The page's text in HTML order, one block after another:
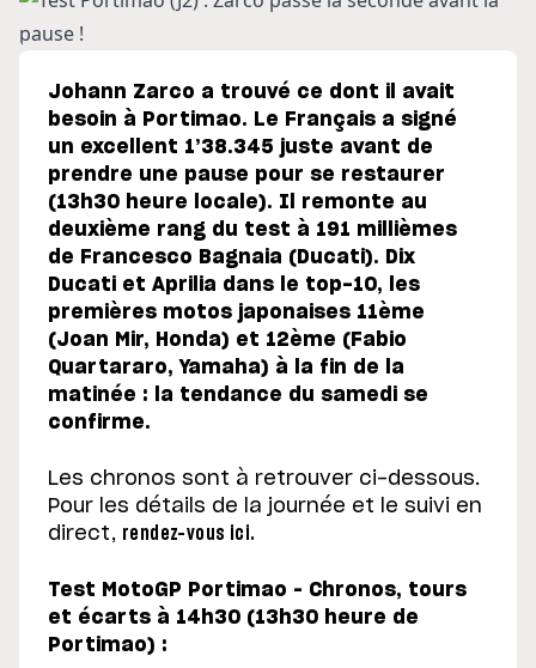
Johann Zarco a trouvé ce dont il avait
besoin à Portimao. Le Français a signé
un excellent 1’38.345 juste avant de
prendre une pause pour se restaurer
(13h30 heure locale). Il remonte au
deuxième rang du test à 191 millièmes
de Francesco Bagnaia (Ducati). Dix
Ducati et Aprilia dans le top-10, les
premières motos japonaises 11ème
(Joan Mir, Honda) et 12ème (Fabio
Quartararo, Yamaha) à la fin de la
matinée : la tendance du samedi se
confirme.
Les chronos sont à retrouver ci-dessous.
Pour les détails de la journée et le suivi en
direct, rendez-vous ici.
Test MotoGP Portimao – Chronos, tours
et écarts à 14h30 (13h30 heure de
Portimao) :